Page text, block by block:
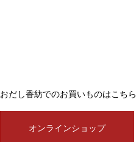
おだし香紡でのお買いものはこちら
オンラインショップ